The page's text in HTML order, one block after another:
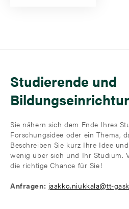
Studierende und
Sie nähern sich dem Ende Ihres
Forschungsidee oder ein Thema,
Beschreiben Sie kurz Ihre Idee
wenig über sich und Ihr Studium.
die richtige Chance für Sie!
Anfragen: jaakko.niukkala@tt-